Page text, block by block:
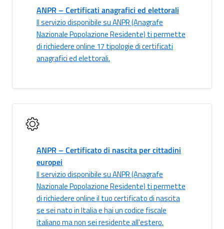
ANPR – Certificati anagrafici ed elettorali
Il servizio disponibile su ANPR (Anagrafe
Nazionale Popolazione Residente) ti permette
di richiedere online 17 tipologie di certificati
anagrafici ed elettorali.
ANPR – Certificato di nascita per cittadini
europei
Il servizio disponibile su ANPR (Anagrafe
Nazionale Popolazione Residente) ti permette
di richiedere online il tuo certificato di nascita
se sei nato in Italia e hai un codice fiscale
italiano ma non sei residente all'estero.